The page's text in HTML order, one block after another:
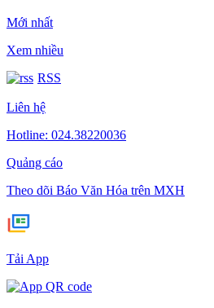
Mới nhất
Xem nhiều
RSS
Liên hệ
Hotline: 024.38220036
Quảng cáo
Theo dõi Báo Văn Hóa trên MXH
Tải App